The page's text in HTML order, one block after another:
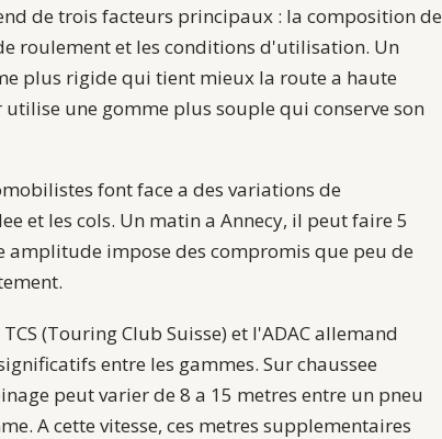
de trois facteurs principaux : la composition de
roulement et les conditions d'utilisation. Un
plus rigide qui tient mieux la route a haute
une gomme plus souple qui conserve son
font face a des variations de
et les cols. Un matin a Annecy, il peut faire 5
amplitude impose des compromis que peu de
(Touring Club Suisse) et l'ADAC allemand
entre les gammes. Sur chaussee
peut varier de 8 a 15 metres entre un pneu
A cette vitesse, ces metres supplementaires